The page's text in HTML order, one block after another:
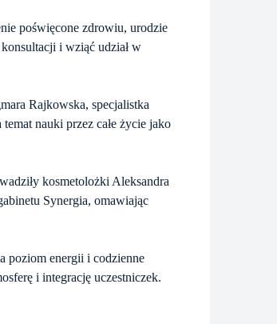
poświęcone zdrowiu, urodzie
i wziąć udział w
Rajkowska, specjalistka
nauki przez całe życie jako
kosmetolożki Aleksandra
Synergia, omawiając
poziom energii i codzienne
i integrację uczestniczek.